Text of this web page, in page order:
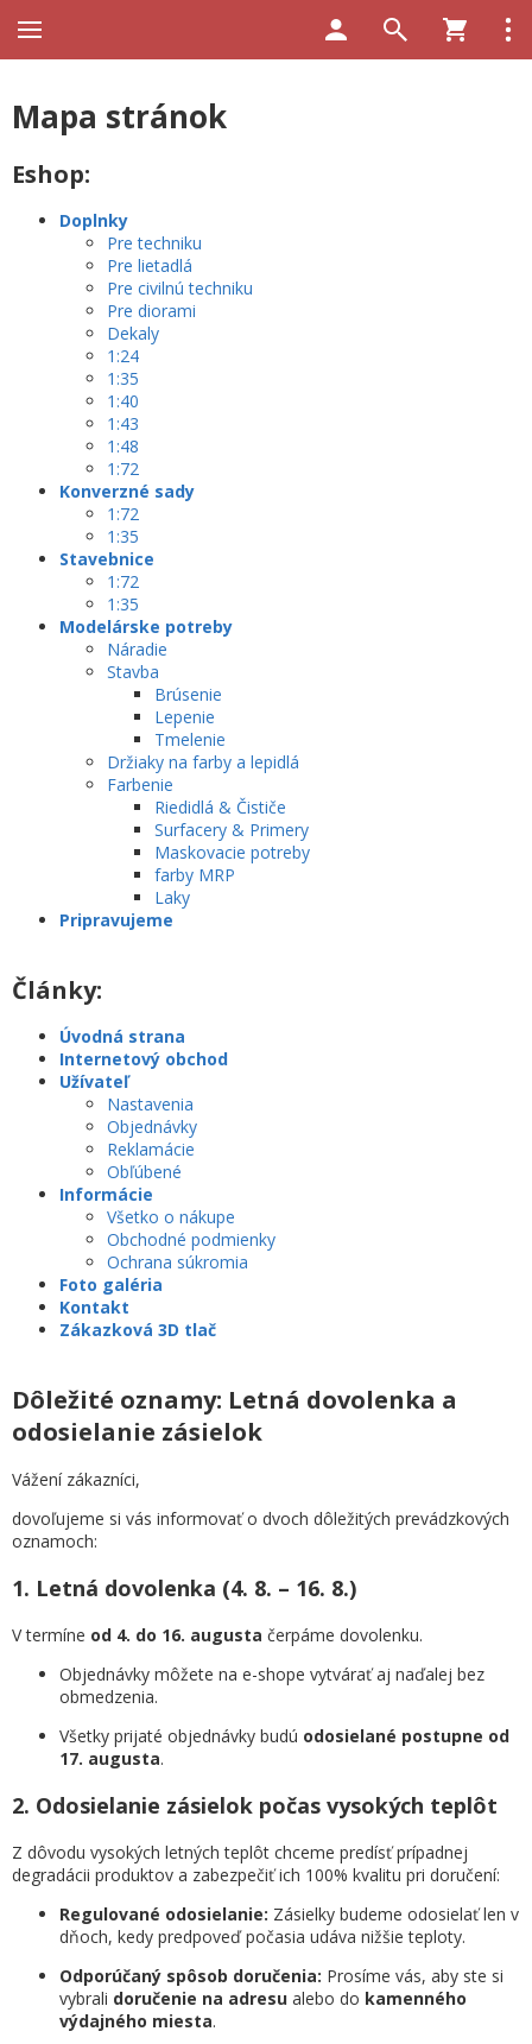
Dôležité oznamy: Letná dovolenka a
odosielanie zásielok
Vážení zákazníci,
dovoľujeme si vás informovať o dvoch dôležitých prevádzkových
oznamoch:
1. Letná dovolenka (4. 8. – 16. 8.)
V termíne od 4. do 16. augusta čerpáme dovolenku.
Objednávky môžete na e-shope vytvárať aj naďalej bez
obmedzenia.
Všetky prijaté objednávky budú odosielané postupne od
17. augusta.
2. Odosielanie zásielok počas vysokých teplôt
Z dôvodu vysokých letných teplôt chceme predísť prípadnej
degradácii produktov a zabezpečiť ich 100% kvalitu pri doručení:
Regulované odosielanie: Zásielky budeme odosielať len v
dňoch, kedy predpoveď počasia udáva nižšie teploty.
Odporúčaný spôsob doručenia: Prosíme vás, aby ste si
vybrali doručenie na adresu alebo do kamenného
výdajného miesta.
Mapa stránok
Eshop:
Doplnky
Pre techniku
Pre lietadlá
Pre civilnú techniku
Pre diorami
Dekaly
1:24
1:35
1:40
1:43
1:48
1:72
Konverzné sady
1:72
1:35
Stavebnice
1:72
1:35
Modelárske potreby
Náradie
Stavba
Brúsenie
Lepenie
Tmelenie
Držiaky na farby a lepidlá
Farbenie
Riedidlá & Čističe
Surfacery & Primery
Maskovacie potreby
farby MRP
Laky
Pripravujeme
Články:
Úvodná strana
Internetový obchod
Užívateľ
Nastavenia
Objednávky
Reklamácie
Obľúbené
Informácie
Všetko o nákupe
Obchodné podmienky
Ochrana súkromia
Foto galéria
Kontakt
Zákazková 3D tlač